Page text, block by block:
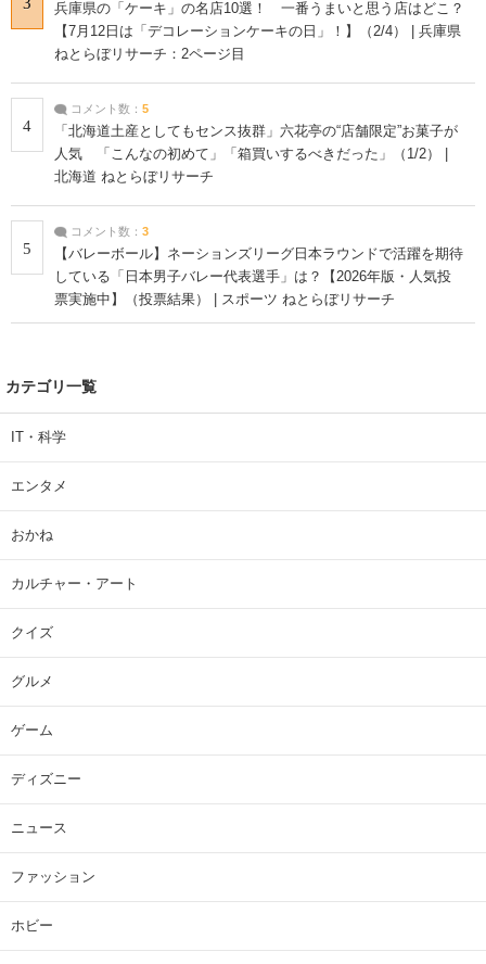
兵庫県の「ケーキ」の名店10選！ 一番うまいと思う店はどこ？
【7月12日は「デコレーションケーキの日」！】（2/4） | 兵庫県
ねとらぼリサーチ：2ページ目
4
コメント数： 5
「北海道土産としてもセンス抜群」六花亭の“店舗限定”お菓子が
人気 「こんなの初めて」「箱買いするべきだった」（1/2） |
北海道 ねとらぼリサーチ
5
コメント数： 3
【バレーボール】ネーションズリーグ日本ラウンドで活躍を期待
している「日本男子バレー代表選手」は？【2026年版・人気投
票実施中】（投票結果） | スポーツ ねとらぼリサーチ
カテゴリ一覧
IT・科学
エンタメ
おかね
カルチャー・アート
クイズ
グルメ
ゲーム
ディズニー
ニュース
ファッション
ホビー